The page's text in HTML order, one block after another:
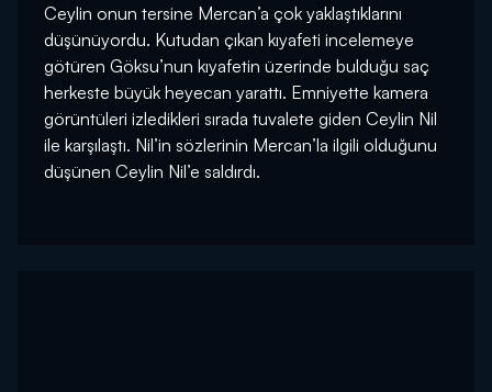
Ceylin onun tersine Mercan’a çok yaklaştıklarını
düşünüyordu. Kutudan çıkan kıyafeti incelemeye
götüren Göksu’nun kıyafetin üzerinde bulduğu saç
herkeste büyük heyecan yarattı. Emniyette kamera
görüntüleri izledikleri sırada tuvalete giden Ceylin Nil
ile karşılaştı. Nil’in sözlerinin Mercan’la ilgili olduğunu
düşünen Ceylin Nil’e saldırdı.